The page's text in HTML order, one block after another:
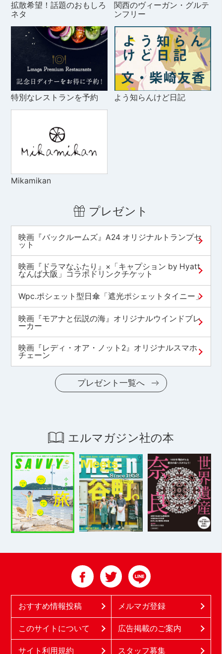
拡散希望！話題のおもしろ
ネタ
関西のヴィーガン・グルテ
ンフリー
特別なレストランを予約 よう知らんけど日記
Mikamikan
プレゼント
映画『バックルームズ』A24 オリジナルトランプセ
ット
映画『ドラマなふたり』×「キャプション by Hyatt
なんば大阪」コラボドリンクチケット
Wpc.ポシェット型日傘「遮光ポシェットタイニー」
映画『モアナと伝説の海』オリジナルウインドブレ
ーカー
映画『レディ・オア・ノット2』オリジナルスマホ
チェーン
プレゼント一覧へ
エルマガジン社の本
おすすめ情報投稿 メルマガ登録
このサイトについて 広告掲載のご案内
サイト利用規約 スタッフ募集